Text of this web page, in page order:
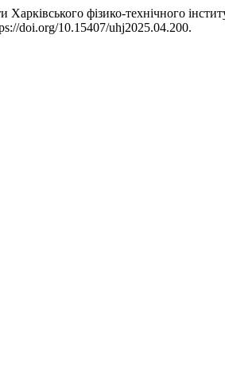
Харківського фізико-технічного
doi.org/10.15407/uhj2025.04.200.